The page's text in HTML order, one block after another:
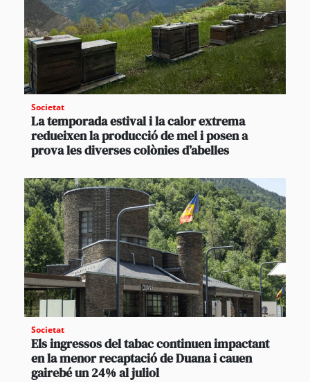
Societat
La temporada estival i la calor extrema
redueixen la producció de mel i posen a
prova les diverses colònies d’abelles
Societat
Els ingressos del tabac continuen impactant
en la menor recaptació de Duana i cauen
gairebé un 24% al juliol